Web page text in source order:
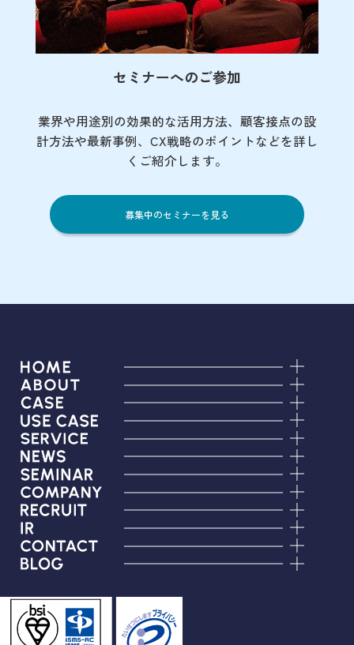
セミナーへのご参加
業界や用途別の効果的な活用方法、顧客接点の設
計方法や最新事例、CX戦略のポイントなどを詳し
くご紹介します。
募集中のセミナーを見る